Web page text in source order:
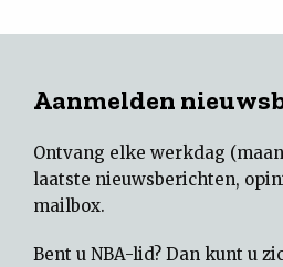
Aanmelden
Ontvang elke werkdag
laatste nieuwsberichten,
mailbox.
Bent u NBA-lid? Dan kunt u